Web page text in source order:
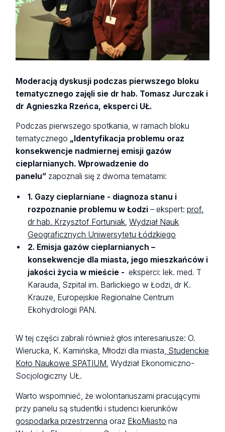
Moderacją dyskusji podczas pierwszego bloku
tematycznego zajęli sie dr hab. Tomasz Jurczak i
dr Agnieszka Rzeńca, eksperci UŁ.
Podczas pierwszego spotkania, w ramach bloku
tematycznego „Identyfikacja problemu oraz
konsekwencje nadmiernej emisji gazów
cieplarnianych. Wprowadzenie do
panelu” zapoznali się z dwoma tematami:
1. Gazy cieplarniane - diagnoza stanu i
rozpoznanie problemu w Łodzi – ekspert:prof.
dr hab. Krzysztof Fortuniak ,Wydział Nauk
Geograficznych Uniwersytetu Łódzkiego
2. Emisja gazów cieplarnianych –
konsekwencje dla miasta, jego mieszkańców i
jakości życia w mieście -eksperci: lek. med. T
Karauda, Szpital im. Barlickiego w Łodzi, dr K.
Krauze, Europejskie Regionalne Centrum
Ekohydrologii PAN.
W tej części zabrali również głos interesariusze: O.
Wierucka, K. Kamińska, Młodzi dla miasta, Studenckie
Koło Naukowe SPATIUM, Wydział Ekonomiczno-
Socjologiczny UŁ.
Warto wspomnieć, że wolontariuszami pracującymi
przy panelu są studentki i studenci kierunków
gospodarka przestrzenna oraz EkoMiasto na